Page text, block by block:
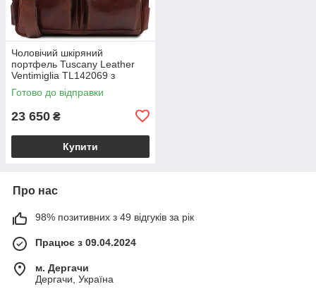
Чоловічий шкіряний
портфель Tuscany Leather
Ventimiglia TL142069 з
передніми кишенями та
плечовим ременем,
Готово до відправки
23 650 ₴
Купити
Про нас
98% позитивних з 49 відгуків за рік
Працює з 09.04.2024
м. Дергачи
Дергачи, Україна